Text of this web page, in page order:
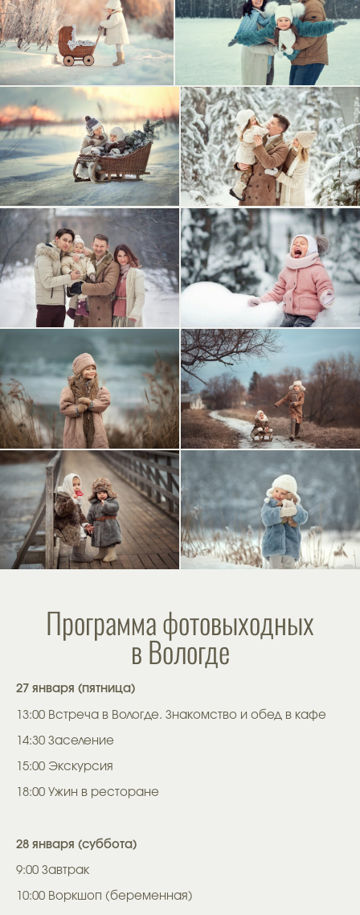
Программа фотовыходных
в Вологде
27 января (пятница)
13:00 Встреча в Вологде. Знакомство и обед в кафе
14:30 Заселение
15:00 Экскурсия
18:00 Ужин в ресторане
28 января (суббота)
9:00 Завтрак
10:00 Воркшоп (беременная)